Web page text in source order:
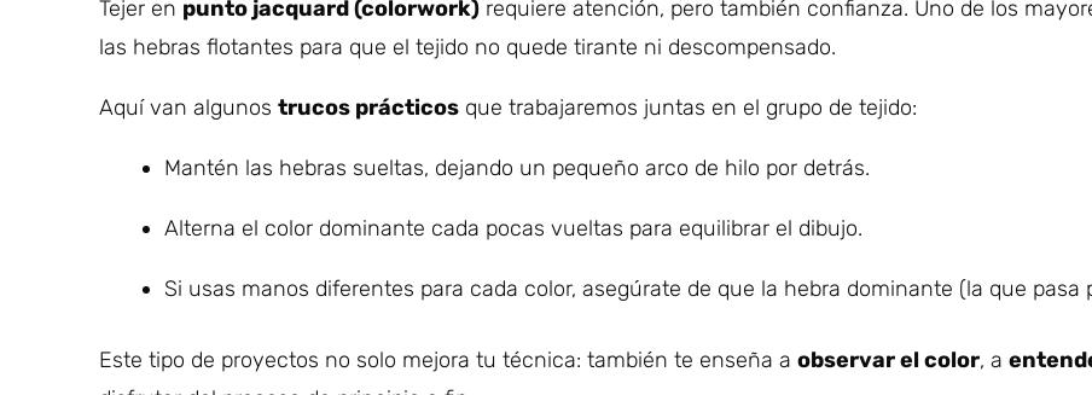
Tejer en punto jacquard (colorwork) requiere atención, pero también confianza. Uno de los
las hebras flotantes para que el tejido no quede tirante ni descompensado.
Aquí van algunos trucos prácticos que trabajaremos juntas en el grupo de tejido:
Mantén las hebras sueltas, dejando un pequeño arco de hilo por detrás.
Alterna el color dominante cada pocas vueltas para equilibrar el dibujo.
Si usas manos diferentes para cada color, asegúrate de que la hebra dominante (la que pasa
Este tipo de proyectos no solo mejora tu técnica: también te enseña a observar el color, a